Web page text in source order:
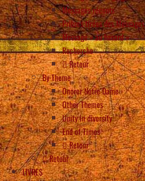
Messages récents
Prières tirées des Messages
Message « au hasard »
Recherche
Retour
By Theme
Onorer Notre Dame
Other Themes
Unity in diversity
End of Times
Retour
Retour
LIVRES